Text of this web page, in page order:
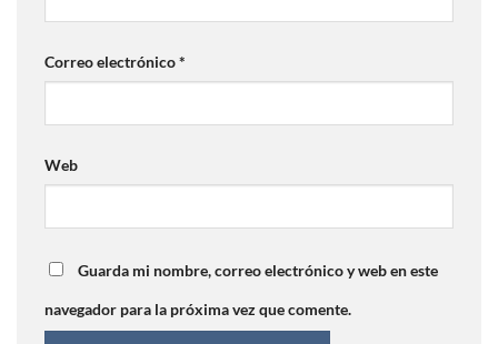
Correo electrónico*
Web
Guarda mi nombre, correo electrónico y web en este
navegador para la próxima vez que comente.